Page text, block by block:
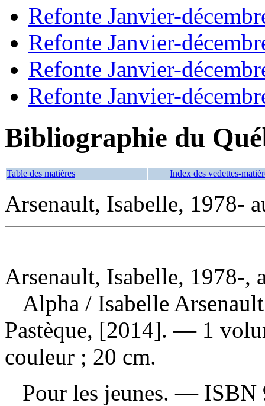
Refonte Janvier-
Refonte Janvier-
Refonte Janvier-
Refonte Janvier-
Bibliographie du
Table des matières Index des vedettes-
Arsenault, Isabelle, 1978-
Arsenault, Isabelle, 1978-,
Alpha / Isabelle
Pastèque, [2014]. — 1
couleur ; 20 cm.
Pour les jeunes. — ISBN